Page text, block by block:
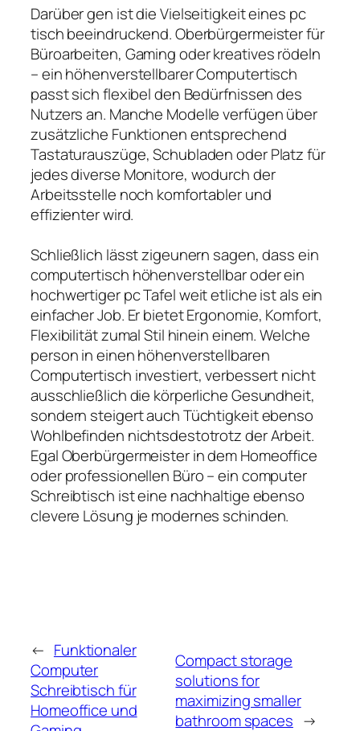
Darüber gen ist die Vielseitigkeit eines pc
tisch beeindruckend. Oberbürgermeister für
Büroarbeiten, Gaming oder kreatives rödeln
– ein höhenverstellbarer Computertisch
passt sich flexibel den Bedürfnissen des
Nutzers an. Manche Modelle verfügen über
zusätzliche Funktionen entsprechend
Tastaturauszüge, Schubladen oder Platz für
jedes diverse Monitore, wodurch der
Arbeitsstelle noch komfortabler und
effizienter wird.
Schließlich lässt zigeunern sagen, dass ein
computertisch höhenverstellbar oder ein
hochwertiger pc Tafel weit etliche ist als ein
einfacher Job. Er bietet Ergonomie, Komfort,
Flexibilität zumal Stil hinein einem. Welche
person in einen höhenverstellbaren
Computertisch investiert, verbessert nicht
ausschließlich die körperliche Gesundheit,
sondern steigert auch Tüchtigkeit ebenso
Wohlbefinden nichtsdestotrotz der Arbeit.
Egal Oberbürgermeister in dem Homeoffice
oder professionellen Büro – ein computer
Schreibtisch ist eine nachhaltige ebenso
clevere Lösung je modernes schinden.
← Funktionaler
Computer
Schreibtisch für
Homeoffice und
Compact storage
solutions for
maximizing smaller
bathroom spaces →